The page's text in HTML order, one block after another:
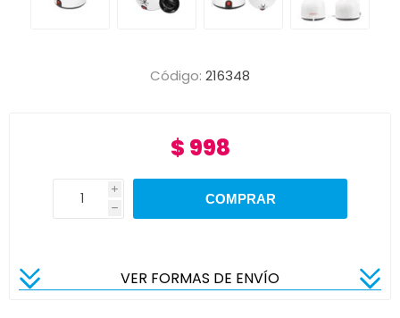
Código: 216348
$ 998
i
h
VER FORMAS DE ENVÍO